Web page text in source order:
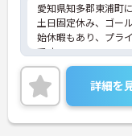
愛知県知多郡東浦町
土日固定休み、ゴー
始休暇もあり、プラ
です。
ご興味のある方は、
せください。詳細を